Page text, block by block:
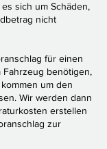
sich um Schäden,
nicht
für einen
Fahrzeug benötigen,
um den
Wir werden dann
erstellen
zur